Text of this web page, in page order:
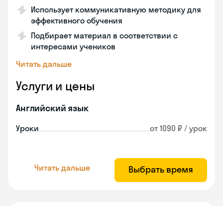
Использует коммуникативную методику для
эффективного обучения
Подбирает материал в соответствии с
интересами учеников
Читать дальше
Услуги и цены
Английский язык
Уроки от 1090 ₽ / урок
Читать дальше Выбрать время